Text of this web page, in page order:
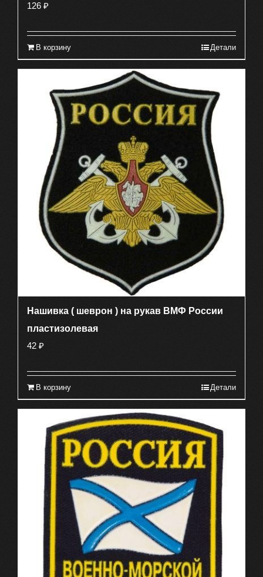
126 ₽
В корзину Детали
Нашивка ( шеврон ) на рукав ВМФ России
пластизолевая
42 ₽
В корзину Детали